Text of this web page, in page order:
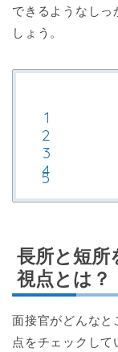
できるようなしっ
しょう。
長所と短所
視点とは？
面接官がどんなと
点をチェックし